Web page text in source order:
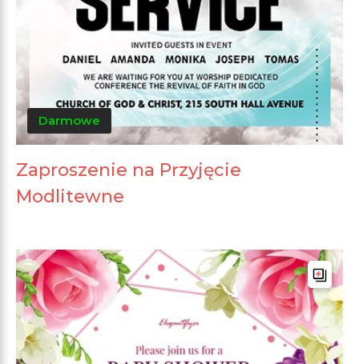
Darmowe
Zaproszenie na Przyjęcie
Modlitewne